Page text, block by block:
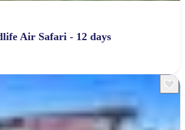
Air Safari - 12 days